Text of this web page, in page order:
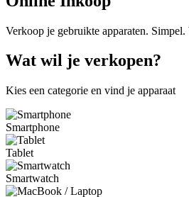
Verkoop je gebruikte apparaten.
Wat wil je verkopen?
Kies een categorie en vind je apparaat
Smartphone
Tablet
Smartwatch